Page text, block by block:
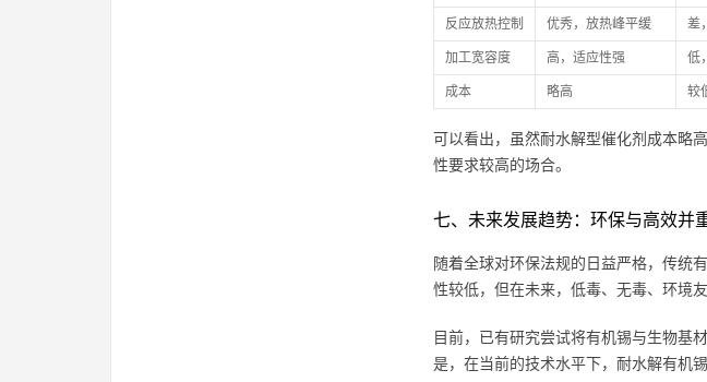
反应放热控制 优秀，放热峰平缓 差
加工宽容度 高，适应性强 低
成本 略高 较
可以看出，虽然耐水解型催化剂成本略
性要求较高的场合。
七、未来发展趋势：环保与高效并
随着全球对环保法规的日益严格，传统
性较低，但在未来，低毒、无毒、环境
目前，已有研究尝试将有机锡与生物基
是，在当前的技术水平下，耐水解有机